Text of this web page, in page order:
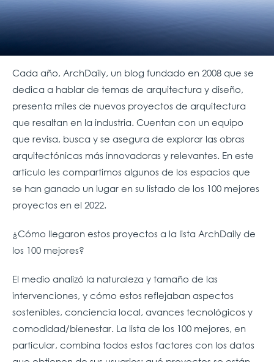
Cada año, ArchDaily, un blog fundado en 2008 que se
dedica a hablar de temas de arquitectura y diseño,
presenta miles de nuevos proyectos de arquitectura
que resaltan en la industria. Cuentan con un equipo
que revisa, busca y se asegura de explorar las obras
arquitectónicas más innovadoras y relevantes. En este
artículo les compartimos algunos de los espacios que
se han ganado un lugar en su listado de los 100 mejores
proyectos en el 2022.
¿Cómo llegaron estos proyectos a la lista ArchDaily de
los 100 mejores?
El medio analizó la naturaleza y tamaño de las
intervenciones, y cómo estos reflejaban aspectos
sostenibles, conciencia local, avances tecnológicos y
comodidad/bienestar. La lista de los 100 mejores, en
particular, combina todos estos factores con los datos